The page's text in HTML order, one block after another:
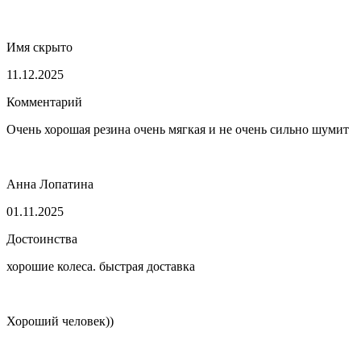
Имя скрыто
11.12.2025
Комментарий
Очень хорошая резина очень мягкая и не очень сильно шумит
Анна Лопатина
01.11.2025
Достоинства
хорошие колеса. быстрая доставка
Хороший человек))